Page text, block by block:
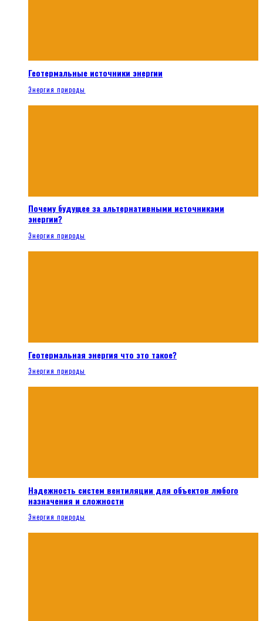
Геотермальные источники энергии
Энергия природы
Почему будущее за альтернативными источниками
энергии?
Энергия природы
Геотермальная энергия что это такое?
Энергия природы
Надежность систем вентиляции для объектов любого
назначения и сложности
Энергия природы